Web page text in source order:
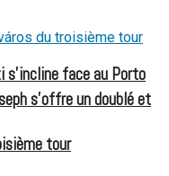
s’incline face au Porto
s’offre un doublé et
tour